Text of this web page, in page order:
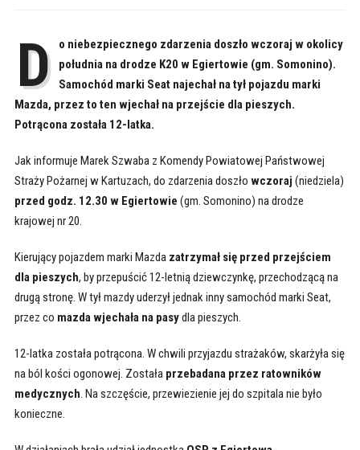
D
o niebezpiecznego zdarzenia doszło wczoraj w okolicy
południa na drodze K20 w Egiertowie (gm. Somonino).
Samochód marki Seat najechał na tył pojazdu marki
Mazda, przez to ten wjechał na przejście dla pieszych.
Potrącona została 12-latka.
Jak informuje Marek Szwaba z Komendy Powiatowej Państwowej
Straży Pożarnej w Kartuzach, do zdarzenia doszło wczoraj (niedziela)
przed godz. 12.30 w Egiertowie (gm. Somonino) na drodze
krajowej nr 20.
Kierujący pojazdem marki Mazda zatrzymał się przed przejściem
dla pieszych, by przepuścić 12-letnią dziewczynkę, przechodzącą na
drugą stronę. W tył mazdy uderzył jednak inny samochód marki Seat,
przez co mazda wjechała na pasydla pieszych.
12-latka została potrącona. W chwili przyjazdu strażaków, skarżyła się
na ból kości ogonowej. Została przebadana przez ratowników
medycznych. Na szczęście, przewiezienie jej do szpitala nie było
konieczne.